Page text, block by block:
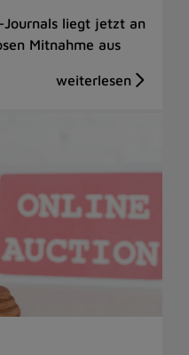
Journals liegt jetzt an
Mitnahme aus